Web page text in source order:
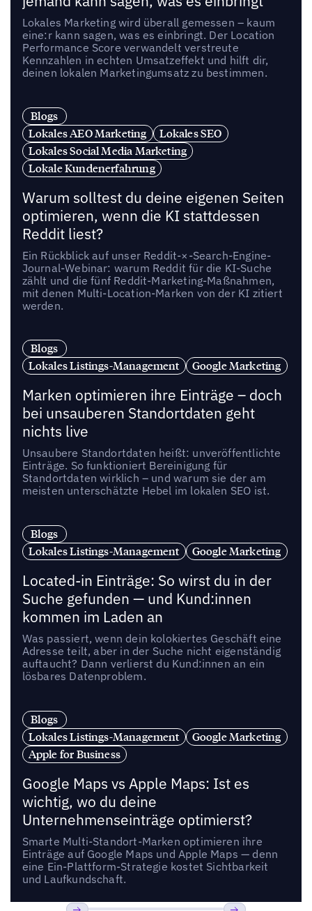
Lokales Marketing wird überall gemessen – kaum
eine:r kann sagen, was es einbringt. Der Location
Performance Score verwandelt verstreute
Kennzahlen in echten Umsatzeffekt und hilft dir,
deinen lokalen Marketingumsatz zu bestimmen.
Blogs
Lokales AEO Marketing
Lokales SEO
Lokales Social Media Marketing
Lokale Kundenerfahrung
Warum solltest du deine eigenen Seiten
optimieren, wenn die KI stattdessen
Reddit liest?
Ein Rückblick auf unser Reddit-×-Search-Engine-
Journal-Webinar: warum Reddit für die KI-Suche
zählt und die fünf Reddit-Marketing-Maßnahmen,
mit denen Multi-Location-Marken von der KI zitiert
werden.
Blogs
Lokales Listings-Management
Google Marketing
Marken optimieren ihre Einträge – doch
bei unsauberen Standortdaten geht
nichts live
Unsaubere Standortdaten heißt: unveröffentlichte
Einträge. So funktioniert Bereinigung für
Standortdaten wirklich – und warum sie der am
meisten unterschätzte Hebel im lokalen SEO ist.
Blogs
Lokales Listings-Management
Google Marketing
Located-in Einträge: So wirst du in der
Suche gefunden — und Kund:innen
kommen im Laden an
Was passiert, wenn dein kolokiertes Geschäft eine
Adresse teilt, aber in der Suche nicht eigenständig
auftaucht? Dann verlierst du Kund:innen an ein
lösbares Datenproblem.
Blogs
Lokales Listings-Management
Google Marketing
Apple for Business
Google Maps vs Apple Maps: Ist es
wichtig, wo du deine
Unternehmenseinträge optimierst?
Smarte Multi-Standort-Marken optimieren ihre
Einträge auf Google Maps und Apple Maps — denn
eine Ein-Plattform-Strategie kostet Sichtbarkeit
und Laufkundschaft.